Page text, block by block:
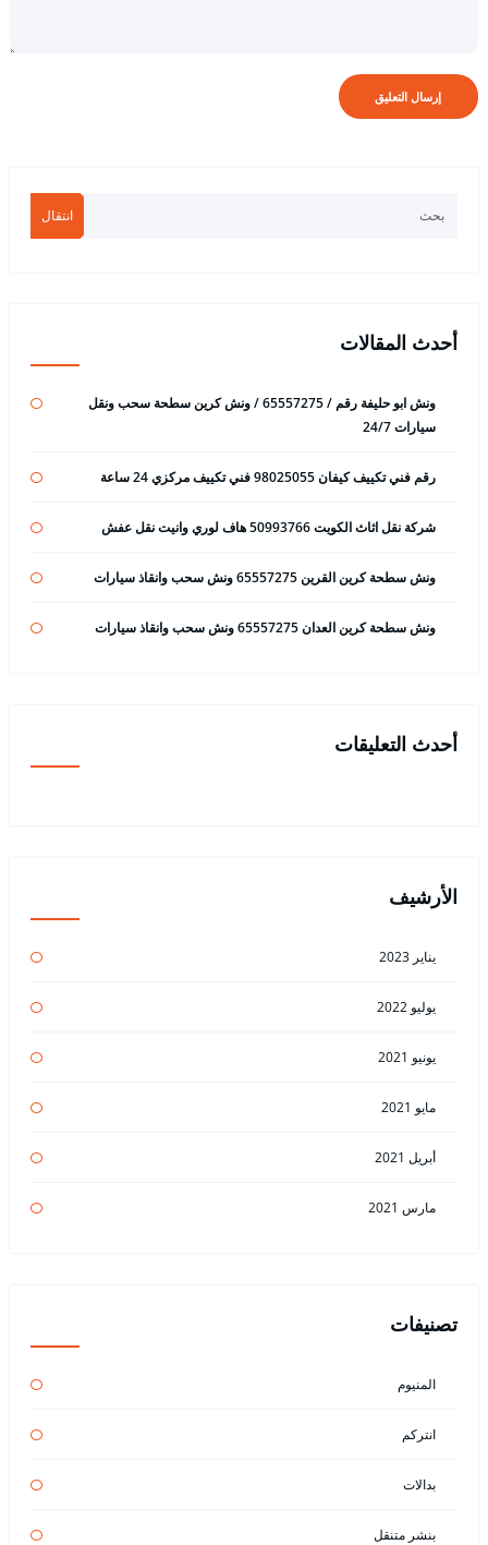
انتقال
أحدث المقالات
ونش ابو حليفة رقم / 65557275 / ونش كرين سطحة سحب ونقل
سيارات 24/7
رقم فني تكييف كيفان 98025055 فني تكييف مركزي 24 ساعة
شركة نقل اثاث الكويت 50993766 هاف لوري وانيت نقل عفش
ونش سطحة كرين القرين 65557275 ونش سحب وانقاذ سيارات
ونش سطحة كرين العدان 65557275 ونش سحب وانقاذ سيارات
أحدث التعليقات
الأرشيف
يناير 2023
يوليو 2022
يونيو 2021
مايو 2021
أبريل 2021
مارس 2021
تصنيفات
المنيوم
انتركم
بدالات
بنشر متنقل